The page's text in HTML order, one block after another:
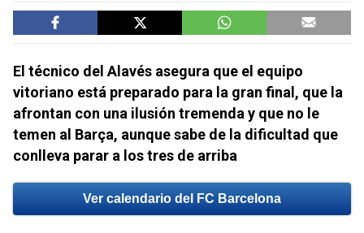
El técnico del Alavés asegura que el equipo
vitoriano está preparado para la gran final, que la
afrontan con una ilusión tremenda y que no le
temen al Barça, aunque sabe de la dificultad que
conlleva parar a los tres de arriba
Ver calendario del FC Barcelona